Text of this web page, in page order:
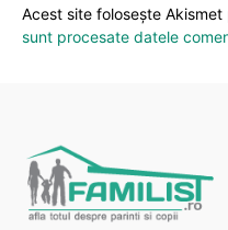
Acest site folosește
sunt procesate datele